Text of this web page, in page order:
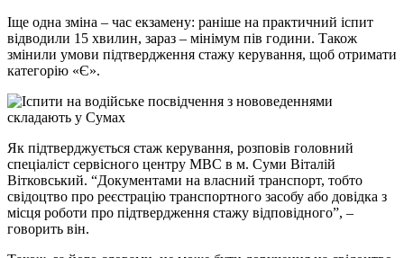
Іще одна зміна – час екзамену: раніше на практичний іспит
відводили 15 хвилин, зараз – мінімум пів години. Також
змінили умови підтвердження стажу керування, щоб отримати
категорію «Є».
Як підтверджується стаж керування, розповів головний
спеціаліст сервісного центру МВС в м. Суми Віталій
Вітковський. “Документами на власний транспорт, тобто
свідоцтво про реєстрацію транспортного засобу або довідка з
місця роботи про підтвердження стажу відповідного”, –
говорить він.